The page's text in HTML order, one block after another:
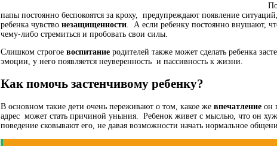
папы постоянно беспокоятся за кроху, предупреждают появление
ребенка чувство незащищенности . А если ребенку постоянно внушают,
чему-либо стремиться и пробовать свои силы.
Слишком строгое воспитание родителей также может сделать ребенка
эмоции, у него появляется неуверенность и пассивность к жизни.
Как помочь застенчивому ребенку?
В основном такие дети очень переживают о том, какое же впечатление он
адрес может стать причиной уныния. Ребенок живет с мыслью, что он
поведение сковывают его, не давая возможности начать нормальное